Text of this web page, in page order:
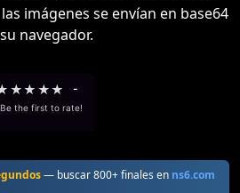
imágenes se envían en base64
navegador.
★★ ★★ -
Be the first to rate!
— buscar 800+ finales en ns6.com